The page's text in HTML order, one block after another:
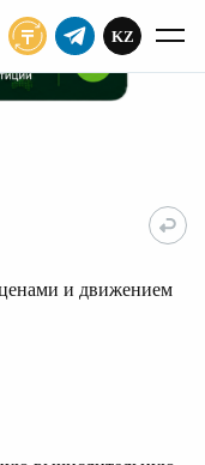
KZ
и движением